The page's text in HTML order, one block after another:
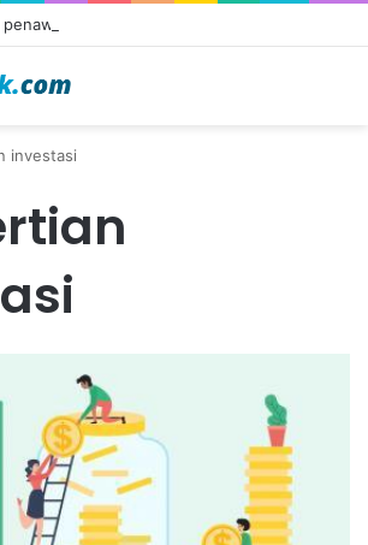
investasi